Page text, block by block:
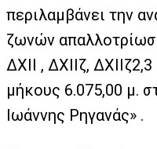
περιλαμβάνει την
ζωνών
ΔXII , ΔΧΙΙζ,
μήκους 6.075,00 μ.
Ιωάννης Ρηγανάς» .